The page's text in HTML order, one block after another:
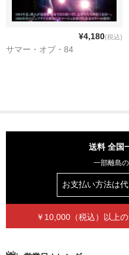
アメリカ映画
戦争映画シリーズ
エド・ウッド コレク
フィルム・ノワール
フラッシュゴードン
ベイジル・ラスボー
¥4,180(税込)
サマー・オブ・84
送料 全国
一部離島
お支払い方法は
￥10,000（税込）以上の